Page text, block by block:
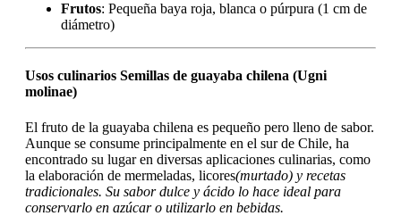
Frutos: Pequeña baya roja, blanca o púrpura (1 cm de
diámetro)
Usos culinarios Semillas de guayaba chilena (Ugni
molinae)
El fruto de la guayaba chilena es pequeño pero lleno de sabor.
Aunque se consume principalmente en el sur de Chile, ha
encontrado su lugar en diversas aplicaciones culinarias, como
la elaboración de mermeladas, licores(murtado) y recetas
tradicionales. Su sabor dulce y ácido lo hace ideal para
conservarlo en azúcar o utilizarlo en bebidas.